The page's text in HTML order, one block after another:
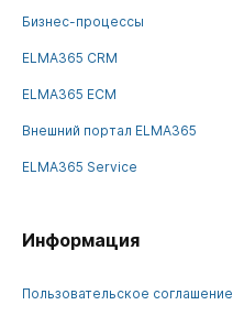
Бизнес-процессы
ELMA365 CRM
ELMA365 ECM
Внешний портал ELMA365
ELMA365 Service
Информация
Пользовательское соглашение